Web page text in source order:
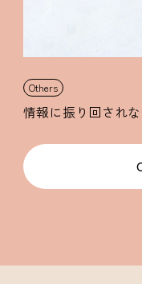
Others
情報に振り回され